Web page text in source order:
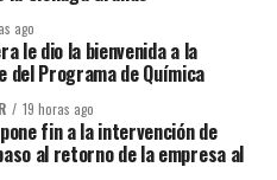
ago
le dio la bienvenida a la
Programa de Química
19 horas ago
fin a la intervención de
al retorno de la empresa al